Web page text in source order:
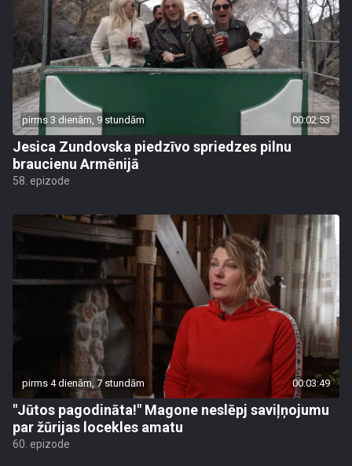
pirms 3 dienām, 9 stundām 00:02:53
Jesica Zundovska piedzīvo spriedzes pilnu
braucienu Armēnijā
58. epizode
pirms 4 dienām, 7 stundām 00:03:49
"Jūtos pagodināta!" Magone neslēpj saviļņojumu
par žūrijas locekles amatu
60. epizode